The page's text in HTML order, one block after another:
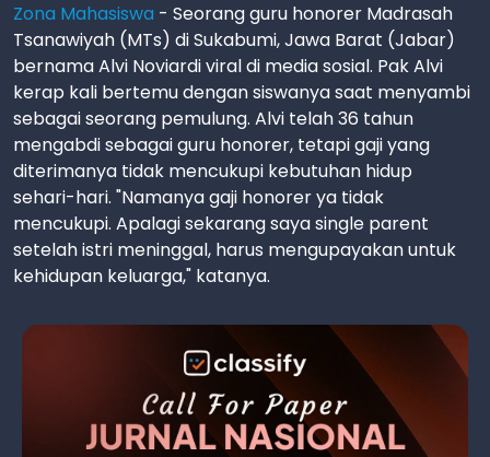
Zona Mahasiswa - Seorang guru honorer Madrasah
Tsanawiyah (MTs) di Sukabumi, Jawa Barat (Jabar)
bernama Alvi Noviardi viral di media sosial. Pak Alvi
kerap kali bertemu dengan siswanya saat menyambi
sebagai seorang pemulung. Alvi telah 36 tahun
mengabdi sebagai guru honorer, tetapi gaji yang
diterimanya tidak mencukupi kebutuhan hidup
sehari-hari. "Namanya gaji honorer ya tidak
mencukupi. Apalagi sekarang saya single parent
setelah istri meninggal, harus mengupayakan untuk
kehidupan keluarga," katanya.